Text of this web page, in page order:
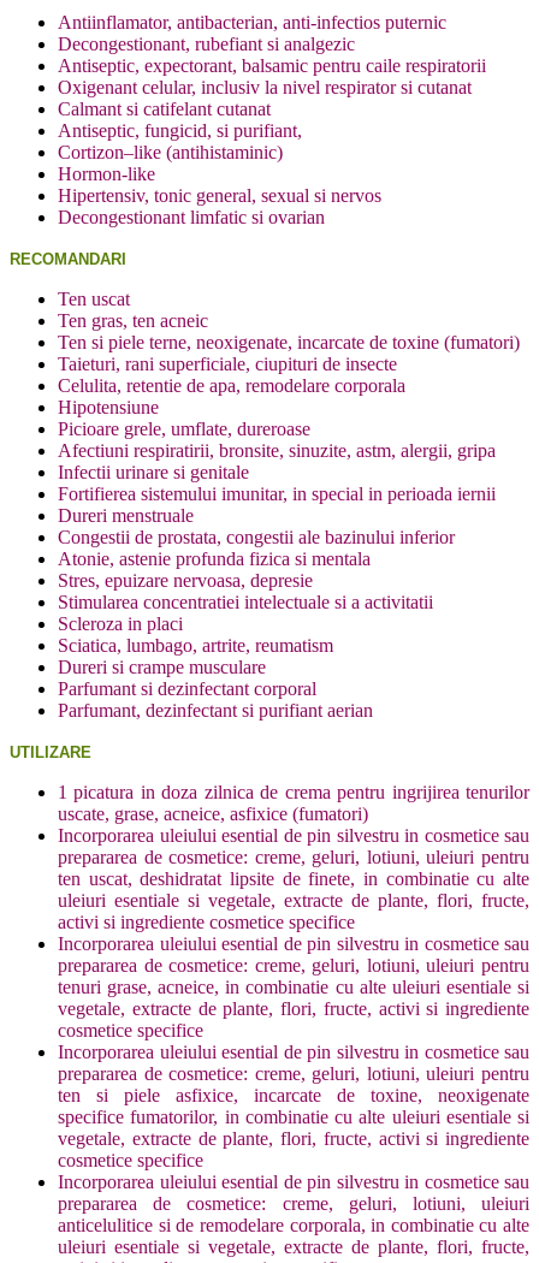
Antiinflamator, antibacterian, anti-infectios puternic
Decongestionant, rubefiant si analgezic
Antiseptic, expectorant, balsamic pentru caile respiratorii
Oxigenant celular, inclusiv la nivel respirator si cutanat
Calmant si catifelant cutanat
Antiseptic, fungicid, si purifiant,
Cortizon–like (antihistaminic)
Hormon-like
Hipertensiv, tonic general, sexual si nervos
Decongestionant limfatic si ovarian
RECOMANDARI
Ten uscat
Ten gras, ten acneic
Ten si piele terne, neoxigenate, incarcate de toxine (fumatori)
Taieturi, rani superficiale, ciupituri de insecte
Celulita, retentie de apa, remodelare corporala
Hipotensiune
Picioare grele, umflate, dureroase
Afectiuni respiratirii, bronsite, sinuzite, astm, alergii, gripa
Infectii urinare si genitale
Fortifierea sistemului imunitar, in special in perioada iernii
Dureri menstruale
Congestii de prostata, congestii ale bazinului inferior
Atonie, astenie profunda fizica si mentala
Stres, epuizare nervoasa, depresie
Stimularea concentratiei intelectuale si a activitatii
Scleroza in placi
Sciatica, lumbago, artrite, reumatism
Dureri si crampe musculare
Parfumant si dezinfectant corporal
Parfumant, dezinfectant si purifiant aerian
UTILIZARE
1 picatura in doza zilnica de crema pentru ingrijirea tenurilor
uscate, grase, acneice, asfixice (fumatori)
Incorporarea uleiului esential de pin silvestru in cosmetice sau
prepararea de cosmetice: creme, geluri, lotiuni, uleiuri pentru
ten uscat, deshidratat lipsite de finete, in combinatie cu alte
uleiuri esentiale si vegetale, extracte de plante, flori, fructe,
activi si ingrediente cosmetice specifice
Incorporarea uleiului esential de pin silvestru in cosmetice sau
prepararea de cosmetice: creme, geluri, lotiuni, uleiuri pentru
tenuri grase, acneice, in combinatie cu alte uleiuri esentiale si
vegetale, extracte de plante, flori, fructe, activi si ingrediente
cosmetice specifice
Incorporarea uleiului esential de pin silvestru in cosmetice sau
prepararea de cosmetice: creme, geluri, lotiuni, uleiuri pentru
ten si piele asfixice, incarcate de toxine, neoxigenate
specifice fumatorilor, in combinatie cu alte uleiuri esentiale si
vegetale, extracte de plante, flori, fructe, activi si ingrediente
cosmetice specifice
Incorporarea uleiului esential de pin silvestru in cosmetice sau
prepararea de cosmetice: creme, geluri, lotiuni, uleiuri
anticelulitice si de remodelare corporala, in combinatie cu alte
uleiuri esentiale si vegetale, extracte de plante, flori, fructe,